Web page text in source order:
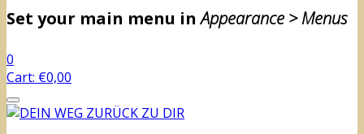
Set your main menu inAppearance > Menus
0
Cart: €0,00